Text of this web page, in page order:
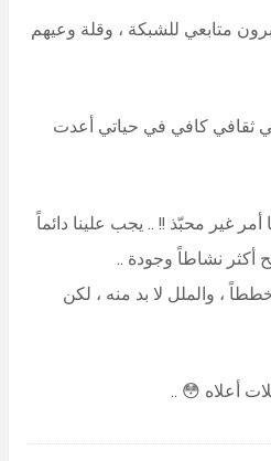
متابعي للشبكة ، وقلة وعيهم
ثقافي كافي في حياتي أعدت
أمر غير محبّذ !! .. يجب علينا دائماً
أكثر نشاطاً وجودة ..
، والملل لا بد منه ، لكن
أعلاه 😳 ..